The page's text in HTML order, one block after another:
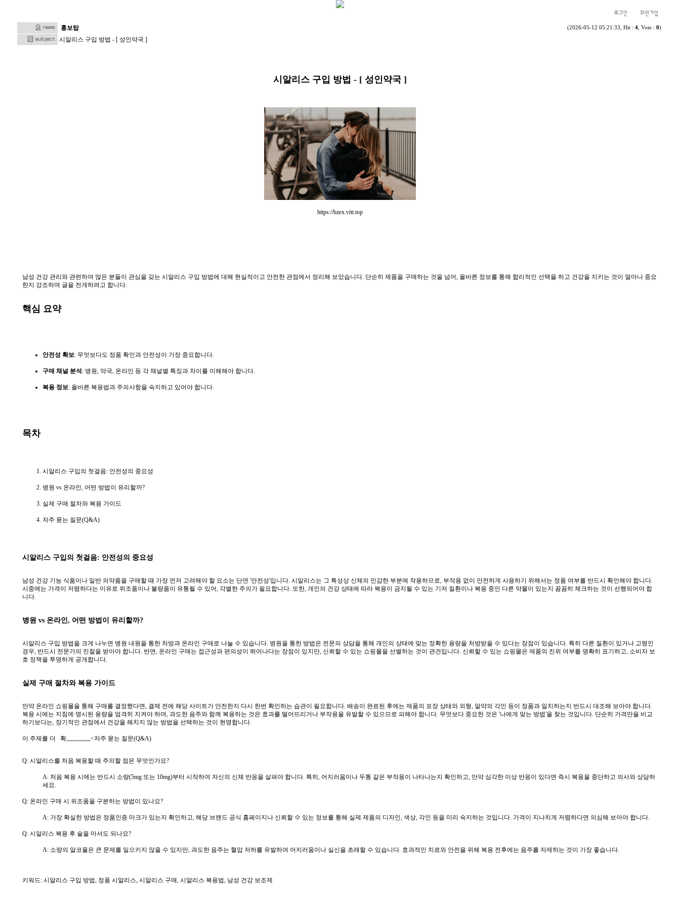
홍보탑 (2026-05-12 05:21:33, Hit : 4 , Vote : 0)
시알리스 구입 방법 - [ 성인약국 ]
시알리스 구입 방법 - [ 성인약국 ]
https://bzex.vitt.top
남성 건강 관리와 관련하여 많은 분들이 관심을 갖는 시알리스 구입 방법에 대해 현실적이고 안전한 관점에서 정리해 보았습니다. 단순히 제품을 구매하는 것을 넘어, 올바른 정보를 통해 합리적인 선택을 하고 건강을 지키는 것이 얼마나 중요
한지 강조하며 글을 전개하려고 합니다.
핵심 요약
안전성 확보: 무엇보다도 정품 확인과 안전성이 가장 중요합니다.
구매 채널 분석: 병원, 약국, 온라인 등 각 채널별 특징과 차이를 이해해야 합니다.
복용 정보: 올바른 복용법과 주의사항을 숙지하고 있어야 합니다.
목차
시알리스 구입의 첫걸음: 안전성의 중요성
병원 vs 온라인, 어떤 방법이 유리할까?
실제 구매 절차와 복용 가이드
자주 묻는 질문(Q&A)
시알리스 구입의 첫걸음: 안전성의 중요성
남성 건강 기능 식품이나 일반 의약품을 구매할 때 가장 먼저 고려해야 할 요소는 단연 '안전성'입니다. 시알리스는 그 특성상 신체의 민감한 부분에 작용하므로, 부작용 없이 안전하게 사용하기 위해서는 정품 여부를 반드시 확인해야 합니다.
시중에는 가격이 저렴하다는 이유로 위조품이나 불량품이 유통될 수 있어, 각별한 주의가 필요합니다. 또한, 개인의 건강 상태에 따라 복용이 금지될 수 있는 기저 질환이나 복용 중인 다른 약물이 있는지 꼼꼼히 체크하는 것이 선행되어야 합
니다.
병원 vs 온라인, 어떤 방법이 유리할까?
시알리스 구입 방법을 크게 나누면 병원 내원을 통한 처방과 온라인 구매로 나눌 수 있습니다. 병원을 통한 방법은 전문의 상담을 통해 개인의 상태에 맞는 정확한 용량을 처방받을 수 있다는 장점이 있습니다. 특히 다른 질환이 있거나 고령인
경우, 반드시 전문가의 진찰을 받아야 합니다. 반면, 온라인 구매는 접근성과 편의성이 뛰어나다는 장점이 있지만, 신뢰할 수 있는 쇼핑몰을 선별하는 것이 관건입니다. 신뢰할 수 있는 쇼핑몰은 제품의 진위 여부를 명확히 표기하고, 소비자 보
호 정책을 투명하게 공개합니다.
실제 구매 절차와 복용 가이드
만약 온라인 쇼핑몰을 통해 구매를 결정했다면, 결제 전에 해당 사이트가 안전한지 다시 한번 확인하는 습관이 필요합니다. 배송이 완료된 후에는 제품의 포장 상태와 외형, 알약의 각인 등이 정품과 일치하는지 반드시 대조해 보아야 합니다.
복용 시에는 지침에 명시된 용량을 엄격히 지켜야 하며, 과도한 음주와 함께 복용하는 것은 효과를 떨어뜨리거나 부작용을 유발할 수 있으므로 피해야 합니다. 무엇보다 중요한 것은 '나에게 맞는 방법'을 찾는 것입니다. 단순히 가격만을 비교
하기보다는, 장기적인 관점에서 건강을 해치지 않는 방법을 선택하는 것이 현명합니다.
이 주제를 더 확,,,,,,,,,,,,,,,,<자주 묻는 질문(Q&A)
Q: 시알리스를 처음 복용할 때 주의할 점은 무엇인가요?
A: 처음 복용 시에는 반드시 소량(5mg 또는 10mg)부터 시작하여 자신의 신체 반응을 살펴야 합니다. 특히, 어지러움이나 두통 같은 부작용이 나타나는지 확인하고, 만약 심각한 이상 반응이 있다면 즉시 복용을 중단하고 의사와 상담하
세요.
Q: 온라인 구매 시 위조품을 구분하는 방법이 있나요?
A: 가장 확실한 방법은 정품인증 마크가 있는지 확인하고, 해당 브랜드 공식 홈페이지나 신뢰할 수 있는 정보를 통해 실제 제품의 디자인, 색상, 각인 등을 미리 숙지하는 것입니다. 가격이 지나치게 저렴하다면 의심해 보아야 합니다.
Q: 시알리스 복용 후 술을 마셔도 되나요?
A: 소량의 알코올은 큰 문제를 일으키지 않을 수 있지만, 과도한 음주는 혈압 저하를 유발하여 어지러움이나 실신을 초래할 수 있습니다. 효과적인 치료와 안전을 위해 복용 전후에는 음주를 자제하는 것이 가장 좋습니다.
키워드: 시알리스 구입 방법, 정품 시알리스, 시알리스 구매, 시알리스 복용법, 남성 건강 보조제